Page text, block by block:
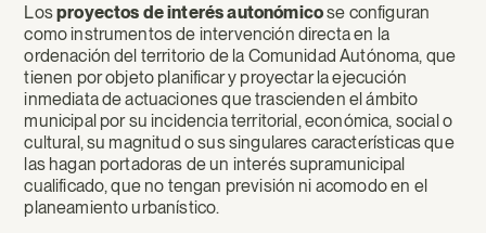
Losproyectos de interés autonómicose configuran
como instrumentos de intervención directa en la
ordenación del territorio de la Comunidad Autónoma, que
tienen por objeto planificar y proyectar la ejecución
inmediata de actuaciones que trascienden el ámbito
municipal por su incidencia territorial, económica, social o
cultural, su magnitud o sus singulares características que
las hagan portadoras de un interés supramunicipal
cualificado, que no tengan previsión ni acomodo en el
planeamiento urbanístico.